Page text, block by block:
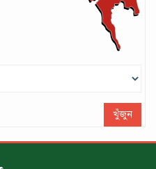
প্রশাসন ছাড়ার ঘোষণা ধনকুবের ইলন
খুঁজুন